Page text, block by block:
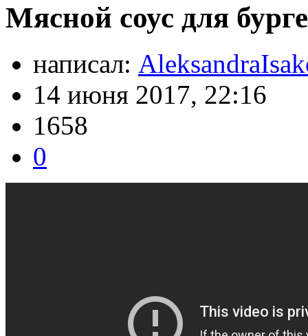
Мясной соус для
написал:
14 июня 2017, 22:16
1658
0